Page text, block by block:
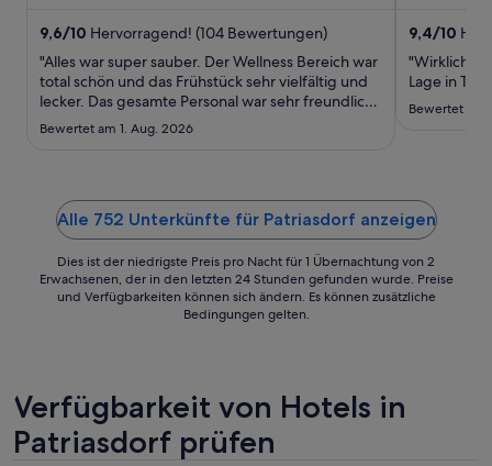
31.
Aug.
bis
zum
9,6/10 Hervorragend! (104 Bewertungen)
"Alles war super sauber. Der Wellness Bereich war
total schön und das Frühstück sehr vielfältig und
lecker. Das gesamte Personal war sehr freundlich.
Wir kommen auf jedenfall wieder"
Bewertet am 1. Aug. 2026
9,4/10
"Wirklich
Lage in
Bewertet am
Alle 752 Unterkünfte für Patriasdorf anzeigen
Dies ist der niedrigste Preis pro Nacht für 1 Übernachtung von 2
Erwachsenen, der in den letzten 24 Stunden gefunden wurde. Preise
und Verfügbarkeiten können sich ändern. Es können zusätzliche
Bedingungen gelten.
Verfügbarkeit von Hotels in
Patriasdorf prüfen